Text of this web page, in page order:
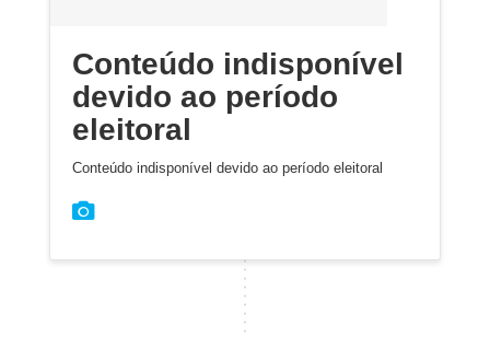
Conteúdo indisponível
devido ao período
eleitoral
Conteúdo indisponível devido ao período eleitoral